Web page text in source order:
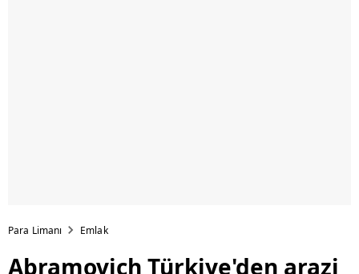
Para Limanı Emlak
Abramovich Türkiye'den arazi